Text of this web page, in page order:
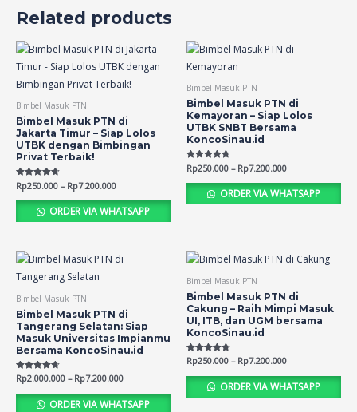
Related products
Bimbel Masuk PTN
Bimbel Masuk PTN di
Jakarta Timur – Siap Lolos
UTBK dengan Bimbingan
Privat Terbaik!
Rated
4.65
out of 5
Rp250.000 – Rp7.200.000
ORDER VIA WHATSAPP
Bimbel Masuk PTN
Bimbel Masuk PTN di
Kemayoran – Siap Lolos
UTBK SNBT Bersama
KoncoSinau.id
Rated
4.69
out of 5
Rp250.000 – Rp7.200.000
ORDER VIA WHATSAPP
Bimbel Masuk PTN
Bimbel Masuk PTN di
Tangerang Selatan: Siap
Masuk Universitas Impianmu
Bersama KoncoSinau.id
Rated
4.66
out of 5
Rp2.000.000 – Rp7.200.000
ORDER VIA WHATSAPP
Bimbel Masuk PTN
Bimbel Masuk PTN di
Cakung – Raih Mimpi Masuk
UI, ITB, dan UGM bersama
KoncoSinau.id
Rated
4.64
out of 5
Rp250.000 – Rp7.200.000
ORDER VIA WHATSAPP